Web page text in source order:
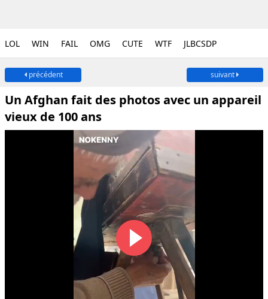
LOL WIN FAIL OMG CUTE WTF JLBCSDP
précédent suivant
Un Afghan fait des photos avec un appareil
vieux de 100 ans